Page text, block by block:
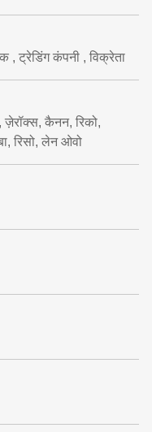
, ट्रेडिंग कंपनी , विक्रेता
ज़ेरॉक्स, कैनन, रिको,
रिसो, लेन ओवो